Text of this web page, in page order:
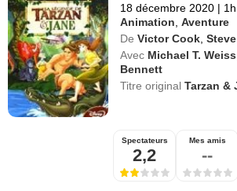
18 décembre 2020 |
Animation ,Aventure
De Victor Cook ,
Avec Michael T. Weiss
Bennett
Titre originalTarzan &
Spectateurs
2,2
Mes amis
--